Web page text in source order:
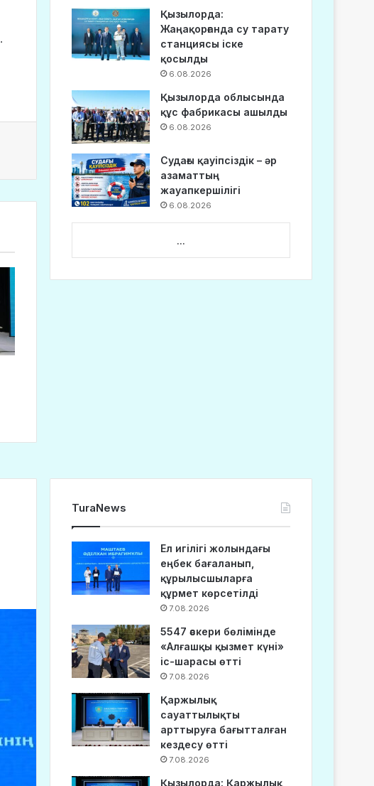
Қызылорда:
Жаңақорғанда су тарату
станциясы іске
қосылды
6.08.2026
Қызылорда облысында
құс фабрикасы ашылды
6.08.2026
Судағы қауіпсіздік – әр
азаматтың
жауапкершілігі
6.08.2026
...